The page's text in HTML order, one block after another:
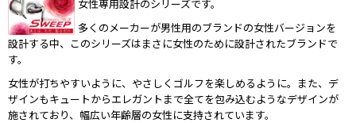
女性専用設計のシリーズです。
多くのメーカーが男性用のブランドの女性バージョンを
設計する中、このシリーズはまさに女性のために設計されたブランドで
す。
女性が打ちやすいように、やさしくゴルフを楽しめるように。また、デ
ザインもキュートからエレガントまで全てを包み込むようなデザインが
施されており、幅広い年齢層の女性に支持されています。